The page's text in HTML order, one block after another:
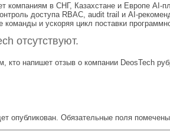
компаниям в СНГ, Казахстане и Европе AI-
доступа RBAC, audit trail и AI-
команды и ускоряя цикл поставки
отсутствуют.
кто напишет отзыв о компании DeosTech
опубликован. Обязательные поля помечены